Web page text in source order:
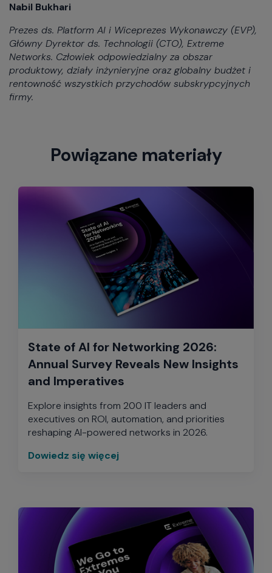
Nabil Bukhari
Prezes ds. Platform AI i Wiceprezes Wykonawczy (EVP),
Główny Dyrektor ds. Technologii (CTO), Extreme
Networks. Człowiek odpowiedzialny za obszar
produktowy, działy inżynieryjne oraz globalny budżet i
rentowność wszystkich przychodów subskrypcyjnych
firmy.
Powiązane materiały
State of AI for Networking 2026:
Annual Survey Reveals New Insights
and Imperatives
Explore insights from 200 IT leaders and
executives on ROI, automation, and priorities
reshaping AI-powered networks in 2026.
Dowiedz się więcej